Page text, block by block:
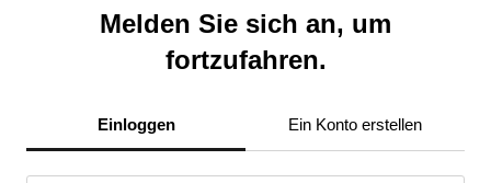
Melden Sie sich an, um
fortzufahren.
Einloggen Ein Konto erstellen